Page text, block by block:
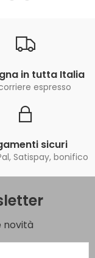
in tutta Italia
espresso
sicuri
Satispay, bonifico
novità